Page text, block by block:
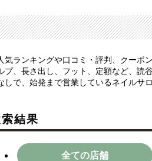
気ランキングや口コミ・評判、クー
、長さ出し、フット、定額など、
で、始発まで営業しているネイル
結果
全ての店舗